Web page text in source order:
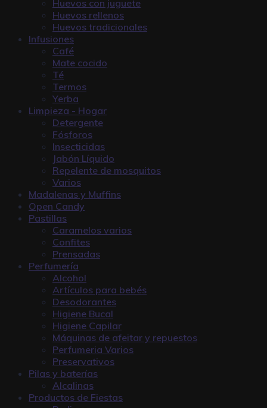
Huevos con juguete
Huevos rellenos
Huevos tradicionales
Infusiones
Café
Mate cocido
Té
Termos
Yerba
Limpieza - Hogar
Detergente
Fósforos
Insecticidas
Jabón Líquido
Repelente de mosquitos
Varios
Madalenas y Muffins
Open Candy
Pastillas
Caramelos varios
Confites
Prensadas
Perfumería
Alcohol
Artículos para bebés
Desodorantes
Higiene Bucal
Higiene Capilar
Máquinas de afeitar y repuestos
Perfumeria Varios
Preservativos
Pilas y baterías
Alcalinas
Productos de Fiestas